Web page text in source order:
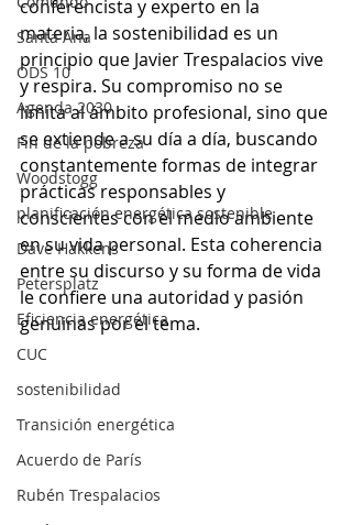
Santa Ana
ODS 10
Agenda 2030
Fin de la pobreza
Woodstogg
planificación energética sostenible
Dave Hakkens
Petersplatz
Eficiencia energética
CUC
sostenibilidad
Transición energética
Acuerdo de París
Rubén Trespalacios
conferencista y experto en la
materia, la sostenibilidad es un
principio que Javier Trespalacios vive
y respira. Su compromiso no se
limita al ámbito profesional, sino que
se extiende a su día a día, buscando
constantemente formas de integrar
prácticas responsables y
conscientes con el medio ambiente
en su vida personal. Esta coherencia
entre su discurso y su forma de vida
le confiere una autoridad y pasión
genuinas por el tema.